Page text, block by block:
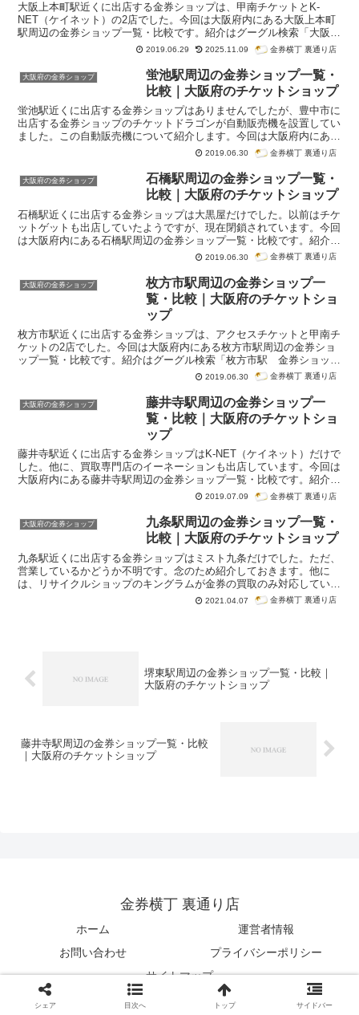
大阪上本町駅近くに出店する金券ショップは、甲南チケットとK-
NET（ケイネット）の2店でした。今回は大阪府内にある大阪上本町
駅周辺の金券ショップ一覧・比較です。紹介はグーグル検索「大阪上
本町駅 金券ショップ」で検索順位が高かった順番になっています。
2019.06.29 2025.11.09 金券横丁 裏通り店
大阪府の金券ショップ
蛍池駅周辺の金券ショップ一覧・
比較｜大阪府のチケットショップ
蛍池駅近くに出店する金券ショップはありませんでしたが、豊中市に
出店する金券ショップのチケットドラゴンが自動販売機を設置してい
ました。この自動販売機について紹介します。今回は大阪府内にある
蛍池駅周辺の金券ショップ一覧・比較です。紹介はグーグル検索「蛍
池駅 金券ショップ」で検索順位が高かった順番になっています。
2019.06.30 金券横丁 裏通り店
大阪府の金券ショップ
石橋駅周辺の金券ショップ一覧・
比較｜大阪府のチケットショップ
石橋駅近くに出店する金券ショップは大黒屋だけでした。以前はチケ
ットゲットも出店していたようですが、現在閉鎖されています。今回
は大阪府内にある石橋駅周辺の金券ショップ一覧・比較です。紹介は
グーグル検索「石橋駅 金券ショップ」で検索順位が高かった順番に
2019.06.30 金券横丁 裏通り店
大阪府の金券ショップ
枚方市駅周辺の金券ショップ一
覧・比較｜大阪府のチケットショ
ップ
枚方市駅近くに出店する金券ショップは、アクセスチケットと甲南チ
ケットの2店でした。今回は大阪府内にある枚方市駅周辺の金券ショ
ップ一覧・比較です。紹介はグーグル検索「枚方市駅 金券ショッ
プ」で検索順位が高かった順番になっています。
2019.06.30 金券横丁 裏通り店
大阪府の金券ショップ
藤井寺駅周辺の金券ショップ一
覧・比較｜大阪府のチケットショ
ップ
藤井寺駅近くに出店する金券ショップはK-NET（ケイネット）だけで
した。他に、買取専門店のイーネーションも出店しています。今回は
大阪府内にある藤井寺駅周辺の金券ショップ一覧・比較です。紹介は
グーグル検索「藤井寺駅 金券ショップ」で検索順位が高かった順番
2019.07.09 金券横丁 裏通り店
大阪府の金券ショップ
九条駅周辺の金券ショップ一覧・
比較｜大阪府のチケットショップ
九条駅近くに出店する金券ショップはミスト九条だけでした。ただ、
営業しているかどうか不明です。念のため紹介しておきます。他に
は、リサイクルショップのキングラムが金券の買取のみ対応していま
す。九条駅すぐ近くのドーム前千代崎駅そばにアクセスチケットも出
店しているので、こちらも一緒に紹介しておきます。今回は大阪府内
2021.04.07 金券横丁 裏通り店
堺東駅周辺の金券ショップ一覧・比較｜
大阪府のチケットショップ
藤井寺駅周辺の金券ショップ一覧・比較
｜大阪府のチケットショップ
金券横丁 裏通り店
ホーム
運営者情報
お問い合わせ
プライバシーポリシー
サイトマップ
© 2024 金券横丁 裏通り店.
シェア 目次へ トップ サイドバー